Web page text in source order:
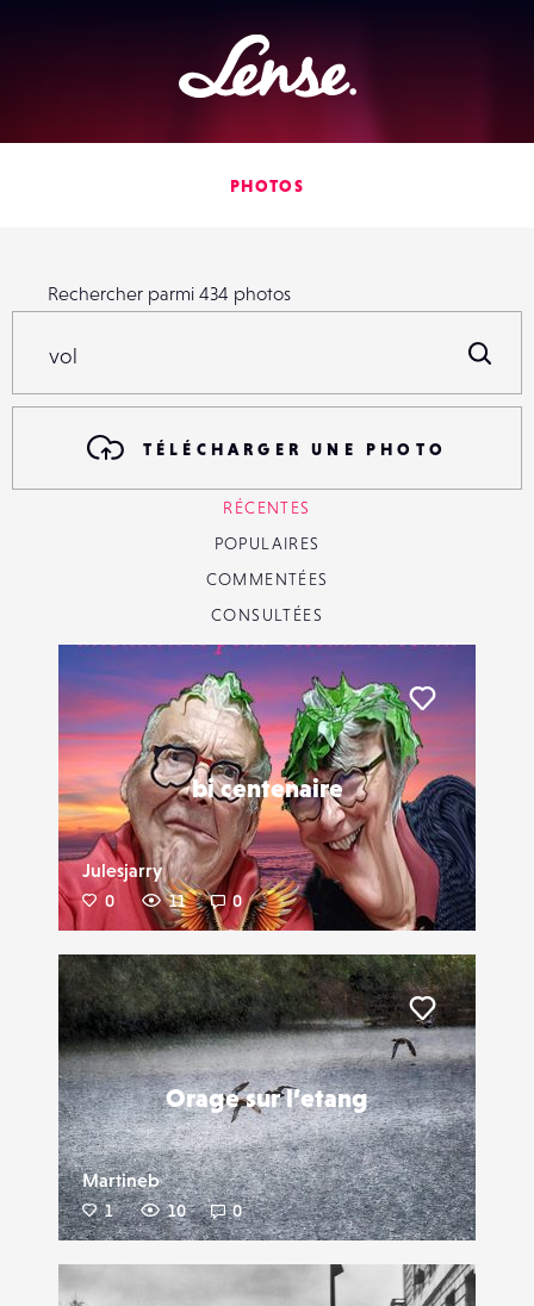
Lense
PHOTOS
Rechercher parmi 434 photos
TÉLÉCHARGER UNE PHOTO
RÉCENTES
POPULAIRES
COMMENTÉES
CONSULTÉES
bi centenaire
Julesjarry
0 11 0
Liker
Orage sur l’etang
Martineb
1 10 0
Liker